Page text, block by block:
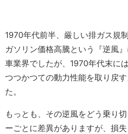
1970年代前半、厳しい排ガス規
ガソリン価格高騰という『逆風
車業界でしたが、1970年代末に
つつかつての動力性能を取り戻
た。
もっとも、その逆風をどう乗り
ーごとに差異がありますが、損